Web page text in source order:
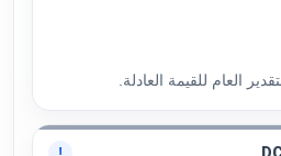
العام للقيمة العادلة.